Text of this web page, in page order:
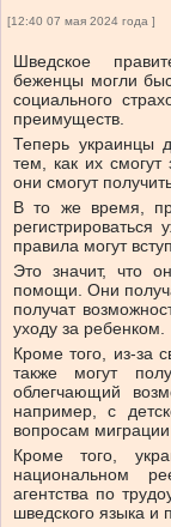
[12:40 07 мая 2024 года ]
Шведское
беженцы могли
социального
преимуществ.
Теперь украинцы
тем, как их
они смогут
В то же время,
правила могут
Это значит, что
помощи. Они
получат
уходу за ребенком.
Кроме того, из-за
также могут
облегчающий
например, с
вопросам
Кроме того,
национальном
агентства по
шведского языка и